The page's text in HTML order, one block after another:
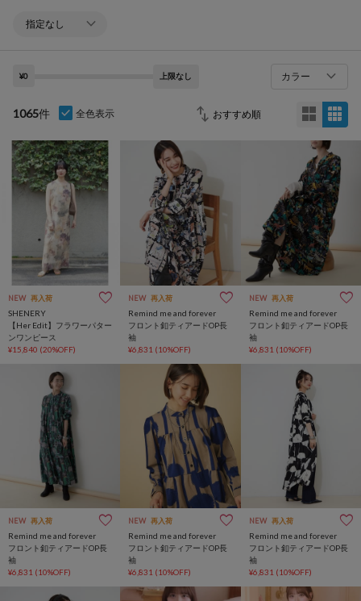
¥0 上限なし カラー
1065件 全色表示
NEW 再入荷
SHENERY
【Her Edit】フラワーパター
ンワンピース
¥15,840 (20%OFF)
NEW 再入荷
Remind me and forever
フロント釦ティアードOP長
袖
¥6,831 (10%OFF)
NEW 再入荷
Remind me and forever
フロント釦ティアードOP長
袖
¥6,831 (10%OFF)
NEW 再入荷
Remind me and forever
フロント釦ティアードOP長
袖
¥6,831 (10%OFF)
NEW 再入荷
Remind me and forever
フロント釦ティアードOP長
袖
¥6,831 (10%OFF)
NEW 再入荷
Remind me and forever
フロント釦ティアードOP長
袖
¥6,831 (10%OFF)